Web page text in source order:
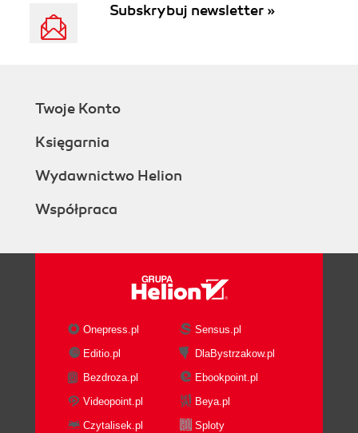
Subskrybuj newsletter »
Twoje Konto
Księgarnia
Wydawnictwo Helion
Współpraca
Onepress.pl
Sensus.pl
Editio.pl
DlaBystrzakow.pl
Bezdroza.pl
Ebookpoint.pl
Videopoint.pl
Beya.pl
Czytalisek.pl
Sploty